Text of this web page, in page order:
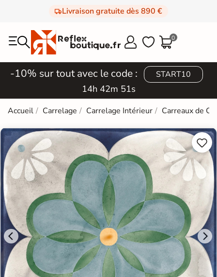
Livraison gratuite dès 890 €
  0
-10% sur tout avec le code : START10
14h 42m 50s
Accueil Carrelage Carrelage Intérieur Carreaux de

